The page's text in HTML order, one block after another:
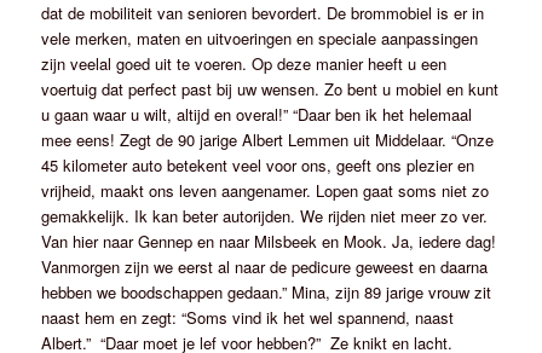
dat de mobiliteit van senioren bevordert. De brommobiel is er in
vele merken, maten en uitvoeringen en speciale aanpassingen
zijn veelal goed uit te voeren. Op deze manier heeft u een
voertuig dat perfect past bij uw wensen. Zo bent u mobiel en kunt
u gaan waar u wilt, altijd en overal!” “Daar ben ik het helemaal
mee eens! Zegt de 90 jarige Albert Lemmen uit Middelaar. “Onze
45 kilometer auto betekent veel voor ons, geeft ons plezier en
vrijheid, maakt ons leven aangenamer. Lopen gaat soms niet zo
gemakkelijk. Ik kan beter autorijden. We rijden niet meer zo ver.
Van hier naar Gennep en naar Milsbeek en Mook. Ja, iedere dag!
Vanmorgen zijn we eerst al naar de pedicure geweest en daarna
hebben we boodschappen gedaan.” Mina, zijn 89 jarige vrouw zit
naast hem en zegt: “Soms vind ik het wel spannend, naast
Albert.” “Daar moet je lef voor hebben?” Ze knikt en lacht.